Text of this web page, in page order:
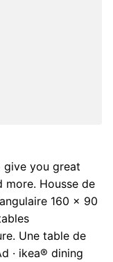
give you great
more. Housse de
160 x 90
Une table de
· ikea® dining